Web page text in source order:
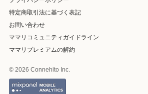
特定商取引法に基づく表記
お問い合わせ
ママリコミュニティガイドライン
ママリプレミアムの解約
© 2026 Connehito Inc.